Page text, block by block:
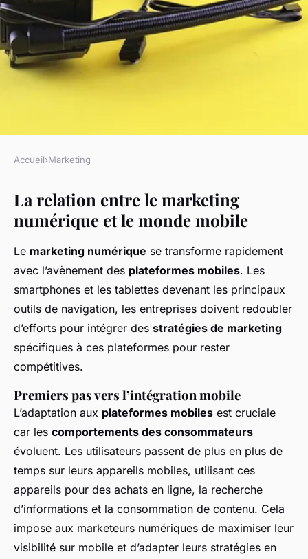
Le marketing numérique et le
monde mobile
Lila •8 novembre 2024• 5 min de lecture
Accueil›Marketing
La relation entre le marketing
numérique et le monde mobile
Le marketing numérique se transforme rapidement
avec l’avènement des plateformes mobiles. Les
smartphones et les tablettes devenant les principaux
outils de navigation, les entreprises doivent redoubler
d’efforts pour intégrer des stratégies de marketing
spécifiques à ces plateformes pour rester
compétitives.
Premiers pas vers l’intégration mobile
L’adaptation aux plateformes mobiles est cruciale
car les comportements des consommateurs
évoluent. Les utilisateurs passent de plus en plus de
temps sur leurs appareils mobiles, utilisant ces
appareils pour des achats en ligne, la recherche
d’informations et la consommation de contenu. Cela
impose aux marketeurs numériques de maximiser leur
visibilité sur mobile et d’adapter leurs stratégies en